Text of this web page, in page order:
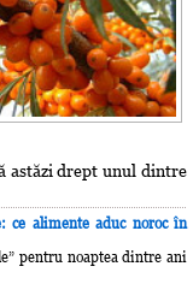
astăzi drept unul dintre
ce alimente aduc noroc în
pentru noaptea dintre ani